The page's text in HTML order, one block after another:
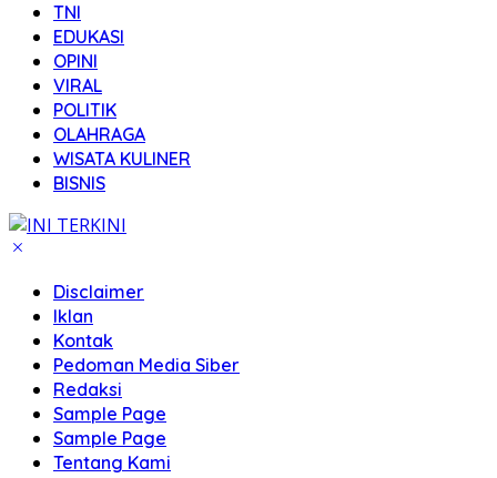
TNI
EDUKASI
OPINI
VIRAL
POLITIK
OLAHRAGA
WISATA KULINER
BISNIS
Disclaimer
Iklan
Kontak
Pedoman Media Siber
Redaksi
Sample Page
Sample Page
Tentang Kami